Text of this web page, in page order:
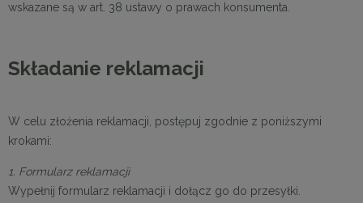
wskazane są w art. 38 ustawy o prawach konsumenta.
Składanie reklamacji
W celu złożenia reklamacji, postępuj zgodnie z poniższymi
krokami:
1. Formularz reklamacji
Wypełnij formularz reklamacji i dołącz go do przesyłki.